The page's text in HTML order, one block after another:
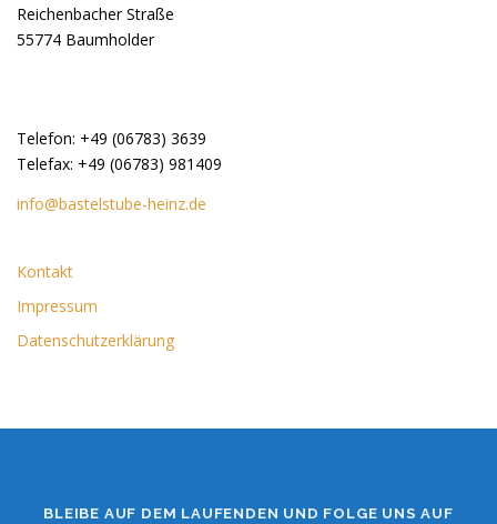
Reichenbacher Straße
55774 Baumholder
Telefon: +49 (06783) 3639
Telefax: +49 (06783) 981409
info@bastelstube-heinz.de
Kontakt
Impressum
Datenschutzerklärung
BLEIBE AUF DEM LAUFENDEN UND FOLGE UNS AUF